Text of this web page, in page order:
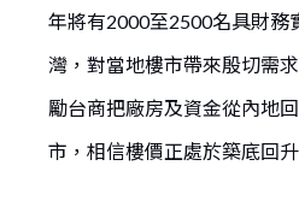
年將有2000至2500名具財務
灣，對當地樓市帶來殷切需
勵台商把廠房及資金從內地
市，相信樓價正處於築底回